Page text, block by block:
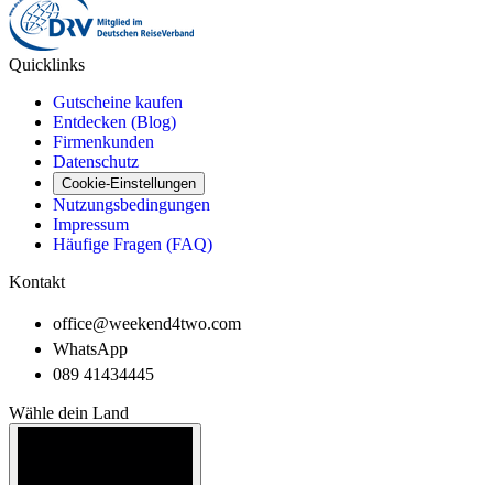
Quicklinks
Gutscheine kaufen
Entdecken (Blog)
Firmenkunden
Datenschutz
Cookie-Einstellungen
Nutzungsbedingungen
Impressum
Häufige Fragen (FAQ)
Kontakt
office@weekend4two.com
WhatsApp
089 41434445
Wähle dein Land